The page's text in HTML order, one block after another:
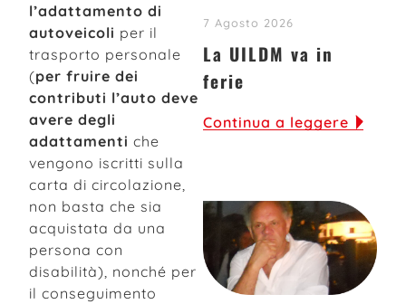
l’adattamento di
autoveicoli per il
trasporto personale
(per fruire dei
contributi l’auto deve
avere degli
adattamenti che
vengono iscritti sulla
carta di circolazione,
non basta che sia
acquistata da una
persona con
disabilità), nonché per
il conseguimento
7 Agosto 2026
La UILDM va in
ferie
Continua a leggere